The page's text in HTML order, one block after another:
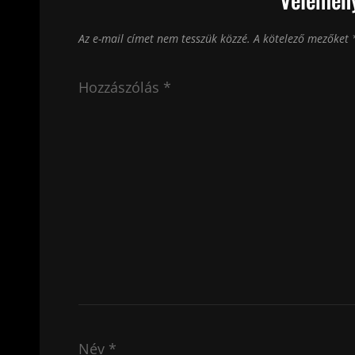
Az e-mail címet nem tesszük közzé. A kötelező mezőket
Hozzászólás *
Név *